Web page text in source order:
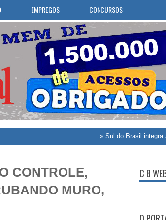
EMPREGOS CONCURSOS
Sul do Brasil integra área com
CONTROLE,
MURO,
C B